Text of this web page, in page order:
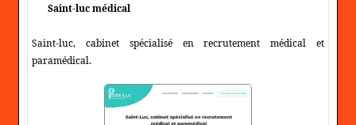
Saint-luc médical
Saint-luc, cabinet spécialisé en recrutement médical et
paramédical.